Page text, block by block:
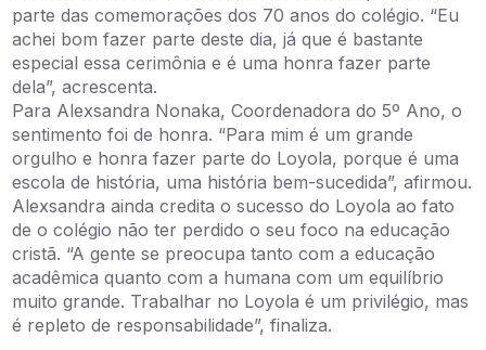
parte das comemorações dos 70 anos do colégio. “Eu
achei bom fazer parte deste dia, já que é bastante
especial essa cerimônia e é uma honra fazer parte
dela”, acrescenta.
Para Alexsandra Nonaka, Coordenadora do 5º Ano, o
sentimento foi de honra. “Para mim é um grande
orgulho e honra fazer parte do Loyola, porque é uma
escola de história, uma história bem-sucedida”, afirmou.
Alexsandra ainda credita o sucesso do Loyola ao fato
de o colégio não ter perdido o seu foco na educação
cristã. “A gente se preocupa tanto com a educação
acadêmica quanto com a humana com um equilíbrio
muito grande. Trabalhar no Loyola é um privilégio, mas
é repleto de responsabilidade”, finaliza.